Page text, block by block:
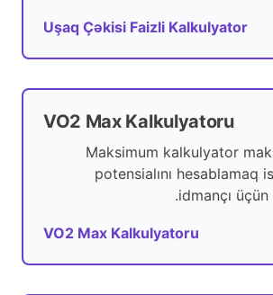
Uşaq Çəkisi Faizli Kalkulyator
VO2 Max Kalkulyatoru
Maksimum kalkulyator
potensialını hesablamaq
idmançı üçün
VO2 Max Kalkulyatoru